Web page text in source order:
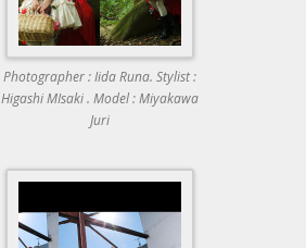
Photographer : Iida Runa. Stylist :
Higashi MIsaki . Model : Miyakawa
Juri